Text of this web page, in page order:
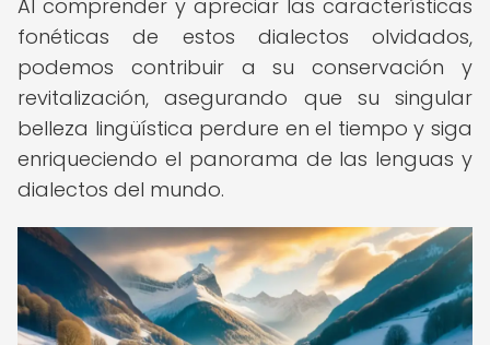
Al comprender y apreciar las características
fonéticas de estos dialectos olvidados,
podemos contribuir a su conservación y
revitalización, asegurando que su singular
belleza lingüística perdure en el tiempo y siga
enriqueciendo el panorama de las lenguas y
dialectos del mundo.